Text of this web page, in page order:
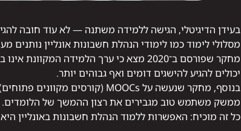
בעידן הדיגיטלי, הגישה ללמידה משתנה — לא עוד חובה
מסלולי לימוד כמו לימודי הנהלת חשבונות אונליין נותנים
מחקר שפורסם ב־2020 מצא כי ערך
יכולים להגיע להישגים דומים ואף גבוהים יותר.
ממשק משתמש טוב מגבירים את רצון ההמשך של הלומדים.
כל זה מוכיח: האפשרות ללמוד הנהלת חשבונות באונליין